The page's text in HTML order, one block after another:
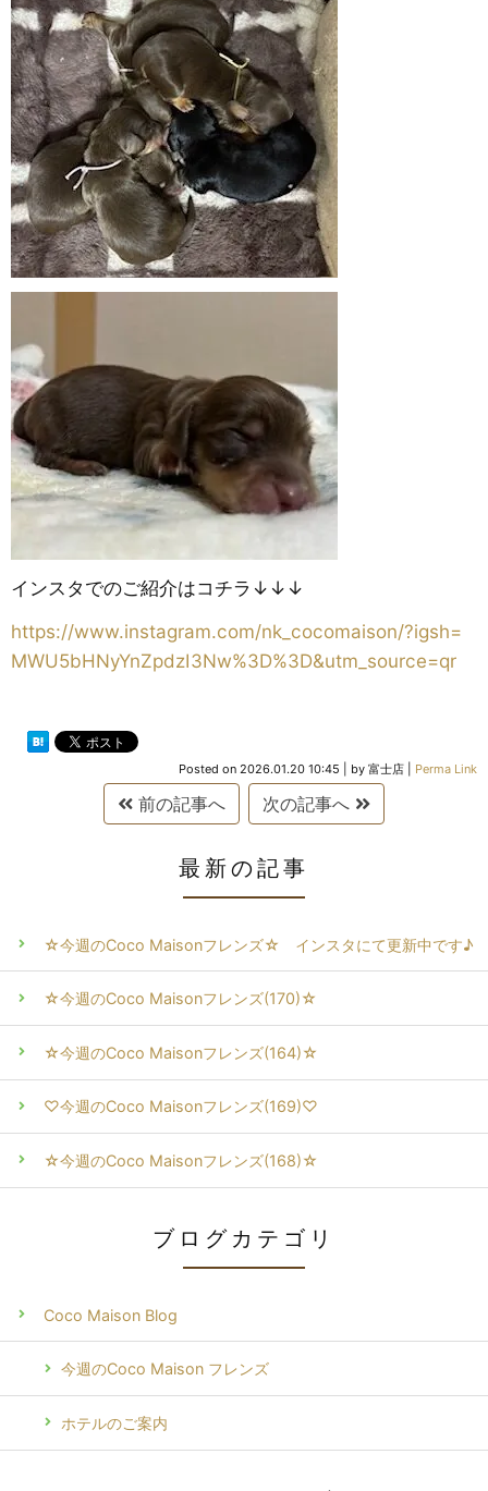
インスタでのご紹介はコチラ↓↓↓
https://www.instagram.com/nk_cocomaison/?igsh=
MWU5bHNyYnZpdzI3Nw%3D%3D&utm_source=qr
Posted on 2026.01.20 10:45 by 富士店 Perma Link
前の記事へ 次の記事へ
最新の記事
☆今週のCoco Maisonフレンズ☆ インスタにて更新中です♪
☆今週のCoco Maisonフレンズ(170)☆
☆今週のCoco Maisonフレンズ(164)☆
♡今週のCoco Maisonフレンズ(169)♡
☆今週のCoco Maisonフレンズ(168)☆
ブログカテゴリ
Coco Maison Blog
今週のCoco Maison フレンズ
ホテルのご案内